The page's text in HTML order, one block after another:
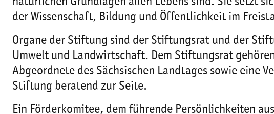
der Wissenschaft, Bildung und Öffentlichkeit im
Organe der Stiftung sind der Stiftungsrat und der
Umwelt und Landwirtschaft. Dem Stiftungsrat
Abgeordnete des Sächsischen Landtages sowie eine
Stiftung beratend zur Seite.
Ein Förderkomitee, dem führende Persönlichkeiten